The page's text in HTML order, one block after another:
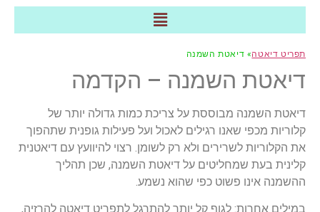
תפריט דיאטה» דיאטת השמנה
דיאטת השמנה – הקדמה
דיאטת השמנה מבוססת על צריכת כמות גדולה יותר של
קלוריות מכפי שאנו רגילים לאכול ועל פעילות גופנית שתהפוך
את הקלוריות לשרירים ולא רק לשומן. רצוי להיוועץ עם דיאטנית
קלינית בעת שמחליטים על דיאטת השמנה, שכן תהליך
ההשמנה אינו פשוט כפי שהוא נשמע.
במילים אחרות: לגוף קל יותר להתרגל לתפריט דיאטה להרזיה,